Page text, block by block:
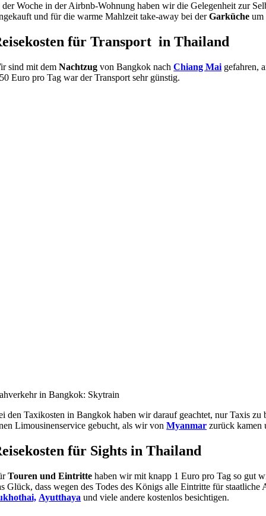
der Woche in der Airbnb-Wohnung haben wir die Gelegenheit zur
und für die warme Mahlzeit take-away bei derGarküche um
für Transport in Thailand
sind mit demNachtzug von Bangkok nachChiang Mai gefahren,
Euro pro Tag war der Transport sehr günstig.
in Bangkok: Skytrain
den Taxikosten in Bangkok haben wir darauf geachtet, nur Taxis
Limousinenservice gebucht, als wir vonMyanmar zurück kamen
für Sights in Thailand
Touren und Eintritte haben wir mit knapp 1 Euro pro Tag so gut
Glück, dass wegen des Todes des Königs alle Eintritte für
Ayutthaya und viele andere kostenlos besichtigen.